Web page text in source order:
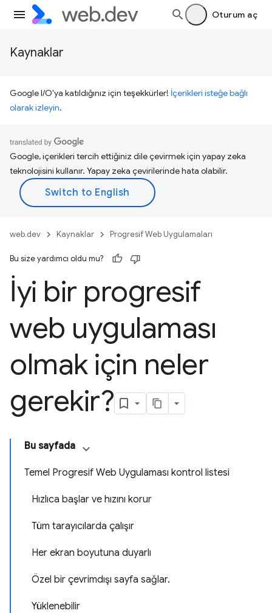
Oturum aç
Kaynaklar
Google I/O'ya katıldığınız için teşekkürler! İçerikleri isteğe bağlı
olarak izleyin.
Google, içerikleri tercih ettiğiniz dile çevirmek için yapay zeka
teknolojisini kullanır. Yapay zeka çevirilerinde hata olabilir.
web.dev Kaynaklar Progresif Web Uygulamaları
Bu size yardımcı oldu mu?
İyi bir progresif
web uygulaması
olmak için neler
gerekir?
Bu sayfada
Temel Progresif Web Uygulaması kontrol listesi
Hızlıca başlar ve hızını korur
Tüm tarayıcılarda çalışır
Her ekran boyutuna duyarlı
Özel bir çevrimdışı sayfa sağlar.
Yüklenebilir